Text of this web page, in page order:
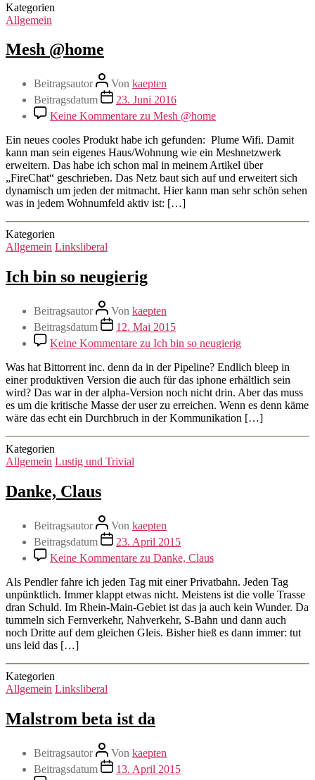
Kategorien
Allgemein
Mesh @home
Beitragsautor Von kaepten
Beitragsdatum
23. Juni 2016
Keine Kommentare zu Mesh @home
Ein neues cooles Produkt habe ich gefunden: Plume Wifi. Damit
kann man sein eigenes Haus/Wohnung wie ein Meshnetzwerk
erweitern. Das habe ich schon mal in meinem Artikel über
„FireChat“ geschrieben. Das Netz baut sich auf und erweitert sich
dynamisch um jeden der mitmacht. Hier kann man sehr schön sehen
was in jedem Wohnumfeld aktiv ist: […]
Kategorien
Allgemein Linksliberal
Ich bin so neugierig
Beitragsautor Von kaepten
Beitragsdatum
12. Mai 2015
Keine Kommentare zu Ich bin so neugierig
Was hat Bittorrent inc. denn da in der Pipeline? Endlich bleep in
einer produktiven Version die auch für das iphone erhältlich sein
wird? Das war in der alpha-Version noch nicht drin. Aber das muss
es um die kritische Masse der user zu erreichen. Wenn es denn käme
wäre das echt ein Durchbruch in der Kommunikation […]
Kategorien
Allgemein Lustig und Trivial
Danke, Claus
Beitragsautor Von kaepten
Beitragsdatum
23. April 2015
Keine Kommentare zu Danke, Claus
Als Pendler fahre ich jeden Tag mit einer Privatbahn. Jeden Tag
unpünktlich. Immer klappt etwas nicht. Meistens ist die volle Trasse
dran Schuld. Im Rhein-Main-Gebiet ist das ja auch kein Wunder. Da
tummeln sich Fernverkehr, Nahverkehr, S-Bahn und dann auch
noch Dritte auf dem gleichen Gleis. Bisher hieß es dann immer: tut
uns leid das […]
Kategorien
Allgemein Linksliberal
Malstrom beta ist da
Beitragsautor Von kaepten
Beitragsdatum
13. April 2015